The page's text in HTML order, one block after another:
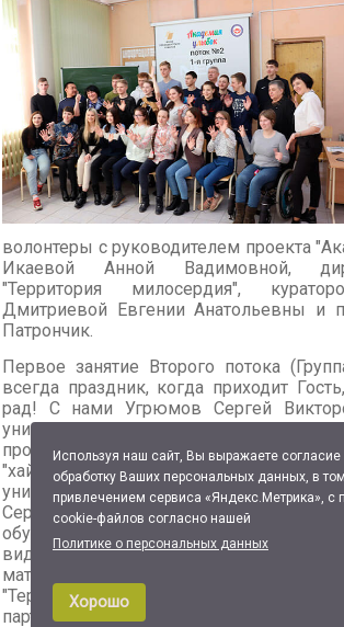
волонтеры с руководителем проекта
Икаевой Анной Вадимовной,
"Территория милосердия",
Дмитриевой Евгении Анатольевны и
Патрончик.
Первое занятие Второго потока
всегда праздник, когда приходит
рад! С нами Угрюмов Сергей
уникального колледжа -
профессиональных технологий», где
"хайп" и "слово в тренде" - это образ
уникальная комплексная безбарьерная
Сергей Викторович приветствовал
обучение больничной клоунаде в
видите, что был удивлен, как
материал. Колледж и Фонд
"Территория милосердия" связывает
партнерские отношения.
Используя наш сайт, Вы выражаете согласие
обработку Ваших персональных данных, в
привлечением сервиса «Яндекс.Метрика», с
cookie-файлов согласно нашей
Политике о персональных данных
Хорошо